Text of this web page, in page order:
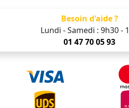
Besoin d'aide ?
Lundi - Samedi : 9h30 -
01 47 70 05 93